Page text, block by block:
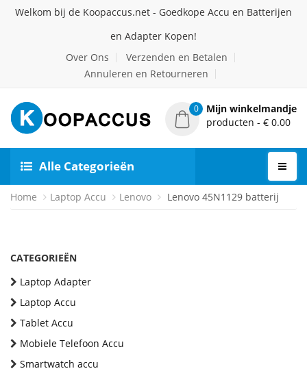
Welkom bij de Koopaccus.net - Goedkope Accu en Batterijen
en Adapter Kopen!
Over Ons
Verzenden en Betalen
Annuleren en Retourneren
0
Mijn winkelmandje
producten - € 0.00
Alle Categorieën
Home Laptop Accu Lenovo Lenovo 45N1129 batterij
CATEGORIEËN
Laptop Adapter
Laptop Accu
Tablet Accu
Mobiele Telefoon Accu
Smartwatch accu